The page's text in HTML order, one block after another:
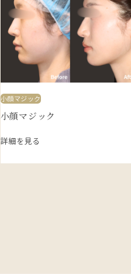
小顔マジック
小顔マジック
詳細を見る